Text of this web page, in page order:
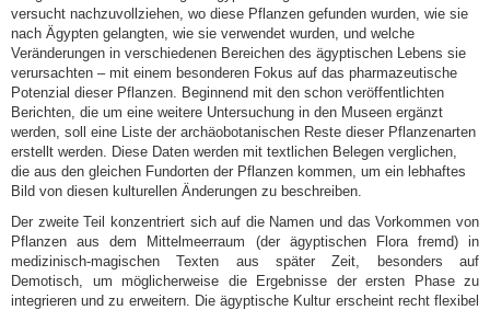
versucht nachzuvollziehen, wo diese Pflanzen gefunden wurden, wie sie
nach Ägypten gelangten, wie sie verwendet wurden, und welche
Veränderungen in verschiedenen Bereichen des ägyptischen Lebens sie
verursachten – mit einem besonderen Fokus auf das pharmazeutische
Potenzial dieser Pflanzen. Beginnend mit den schon veröffentlichten
Berichten, die um eine weitere Untersuchung in den Museen ergänzt
werden, soll eine Liste der archäobotanischen Reste dieser Pflanzenarten
erstellt werden. Diese Daten werden mit textlichen Belegen verglichen,
die aus den gleichen Fundorten der Pflanzen kommen, um ein lebhaftes
Bild von diesen kulturellen Änderungen zu beschreiben.
Der zweite Teil konzentriert sich auf die Namen und das Vorkommen von
Pflanzen aus dem Mittelmeerraum (der ägyptischen Flora fremd) in
medizinisch-magischen Texten aus später Zeit, besonders auf
Demotisch, um möglicherweise die Ergebnisse der ersten Phase zu
integrieren und zu erweitern. Die ägyptische Kultur erscheint recht flexibel